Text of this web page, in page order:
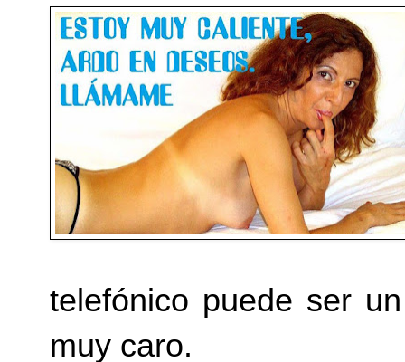
telefónico puede ser
muy caro.